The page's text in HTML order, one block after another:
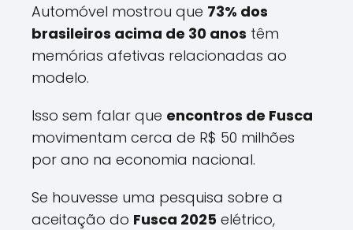
Automóvel mostrou que 73% dos
brasileiros acima de 30 anos têm
memórias afetivas relacionadas ao
modelo.
Isso sem falar que encontros de Fusca
movimentam cerca de R$ 50 milhões
por ano na economia nacional.
Se houvesse uma pesquisa sobre a
aceitação do Fusca 2025 elétrico,